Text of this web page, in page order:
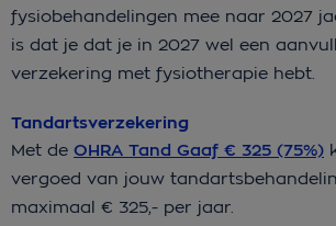
fysiobehandelingen mee naar 2027
is dat je dat je in 2027 wel een
verzekering met fysiotherapie hebt.
Tandartsverzekering
Met de OHRA Tand Gaaf € 325 (75%)
vergoed van jouw
maximaal € 325,- per jaar.